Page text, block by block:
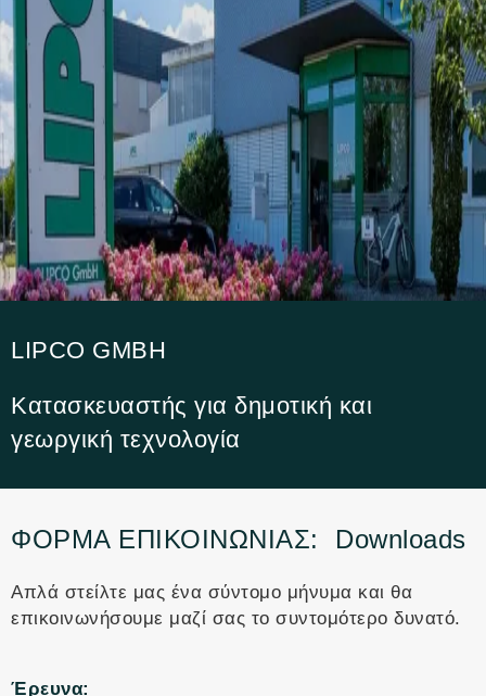
LIPCO GMBH
Κατασκευαστής για δημοτική και
γεωργική τεχνολογία
ΦΌΡΜΑ ΕΠΙΚΟΙΝΩΝΊΑΣ: Downloads
Απλά στείλτε μας ένα σύντομο μήνυμα και θα
επικοινωνήσουμε μαζί σας το συντομότερο δυνατό.
Έρευνα: